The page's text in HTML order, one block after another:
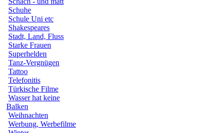
Schuhe
Schule Uni etc
Shakespeares
Stadt, Land, Fluss
Starke Frauen
Superhelden
Tanz-Vergnügen
Tattoo
Telefonitis
Türkische Filme
Wasser hat keine
Balken
Weihnachten
Werbung, Werbefilme